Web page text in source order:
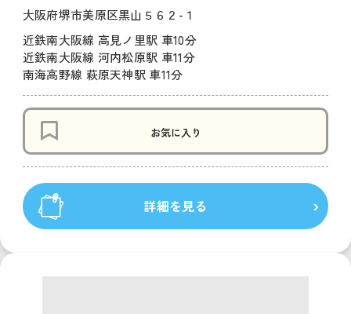
大阪府堺市美原区黒山５６２-１
近鉄南大阪線 高見ノ里駅 車10分
近鉄南大阪線 河内松原駅 車11分
南海高野線 萩原天神駅 車11分
お気に入り
詳細を見る